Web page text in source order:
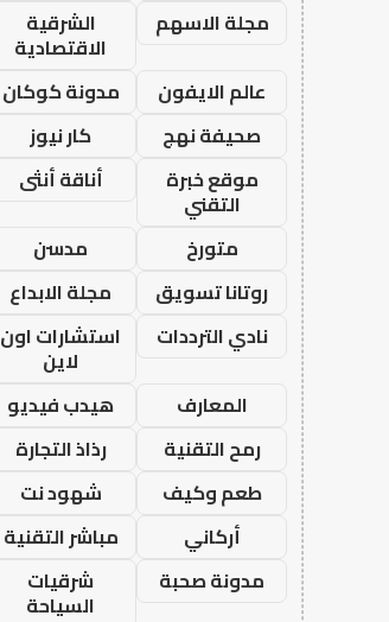
مجلة الاسهم
الشرقية
الاقتصادية
عالم الايفون
مدونة كوكان
صحيفة نهج
كار نيوز
موقع خبرة
التقني
أناقة أنثى
متورخ
مدسن
روتانا تسويق
مجلة الابداع
نادي الترددات
استشارات اون
لاين
المعارف
هيدب فيديو
رمح التقنية
رذاذ التجارة
طعم وكيف
شهود نت
أركاني
مباشر التقنية
مدونة صحبة
شرقيات
السياحة